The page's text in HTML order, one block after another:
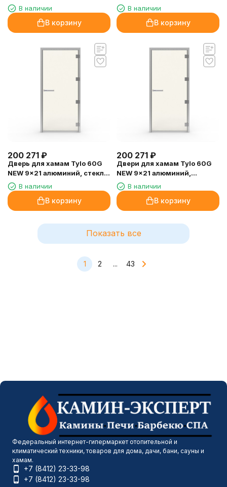
прозрачное стекло, петли
слева
В наличии
В корзину
петли справа)
В наличии
В корзину
200 271 ₽
Дверь для хамам Tylo 60G
NEW 9x21 алюминий, стекло
прозрачное, петли справа
В наличии
В корзину
200 271 ₽
Двери для хамам Tylo 60G
NEW 9x21 алюминий,
прозрачное стекло, петли
слева
В наличии
В корзину
Показать все
1 2 ... 43
Федеральный интернет-гипермаркет отопительной и
климатический техники, товаров для дома, дачи, бани, сауны и
хамам.
+7 (8412) 23-33-98
+7 (8412) 23-33-98